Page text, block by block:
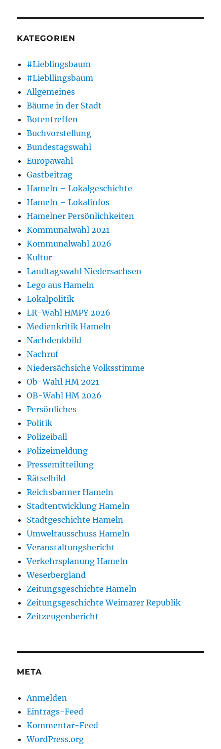
KATEGORIEN
#Lieblingsbaum
#Liebllingsbaum
Allgemeines
Bäume in der Stadt
Botentreffen
Buchvorstellung
Bundestagswahl
Europawahl
Gastbeitrag
Hameln – Lokalgeschichte
Hameln – Lokalinfos
Hamelner Persönlichkeiten
Kommunalwahl 2021
Kommunalwahl 2026
Kultur
Landtagswahl Niedersachsen
Lego aus Hameln
Lokalpolitik
LR-Wahl HMPY 2026
Medienkritik Hameln
Nachdenkbild
Nachruf
Niedersächsiche Volksstimme
Ob-Wahl HM 2021
OB-Wahl HM 2026
Persönliches
Politik
Polizeiball
Polizeimeldung
Pressemitteilung
Rätselbild
Reichsbanner Hameln
Stadtentwicklung Hameln
Stadtgeschichte Hameln
Umweltausschuss Hameln
Veranstaltungsbericht
Verkehrsplanung Hameln
Weserbergland
Zeitungsgeschichte Hameln
Zeitungsgeschichte Weimarer Republik
Zeitzeugenbericht
META
Anmelden
Eintrags-Feed
Kommentar-Feed
WordPress.org